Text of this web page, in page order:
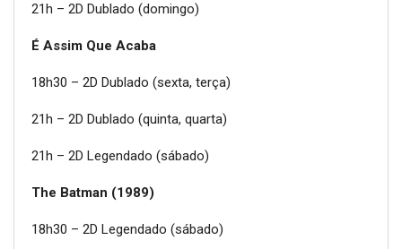
21h – 2D Dublado (domingo)
É Assim Que Acaba
18h30 – 2D Dublado (sexta, terça)
21h – 2D Dublado (quinta, quarta)
21h – 2D Legendado (sábado)
The Batman (1989)
18h30 – 2D Legendado (sábado)